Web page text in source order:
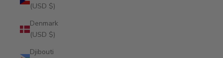
(USD $)
Denmark
(USD $)
Djibouti